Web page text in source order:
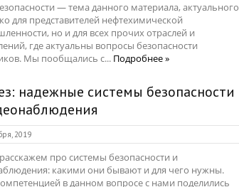
— тема данного материала, актуального
для представителей нефтехимической
но и для всех прочих отраслей и
где актуальны вопросы безопасности
Мы пообщались с... Подробнее »
надежные системы безопасности
2019
про системы безопасности и
какими они бывают и для чего нужны.
в данном вопросе с нами поделились